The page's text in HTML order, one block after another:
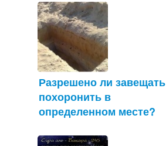
Разрешено ли завещать
похоронить в
определенном месте?